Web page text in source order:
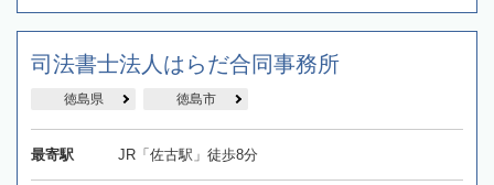
司法書士法人はらだ合同事務所
徳島県 徳島市
最寄駅 JR「佐古駅」徒歩8分